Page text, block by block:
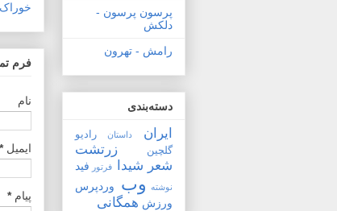
پرسون پرسون -
دلکش
رامش - تهرون
دسته‌بندی
ایران داستان
رادیو
گلچین
زرتشت
شعر شیدا فرتور فید
نوشته وب
وردپرس
ورزش همگانی
خوراک
فرم
نام
ایمیل*
پیام*